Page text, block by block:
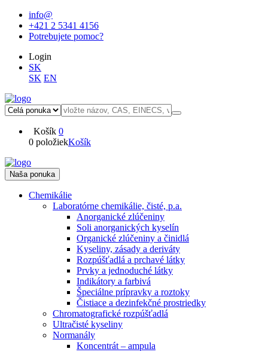
info@
+421 2 5341 4156
Potrebujete pomoc?
Login
SK
SK EN
Košík 0
0 položiekKošík
Naša ponuka
Chemikálie
Laboratórne chemikálie, čisté, p.a.
Anorganické zlúčeniny
Soli anorganických kyselín
Organické zlúčeniny a činidlá
Kyseliny, zásady a deriváty
Rozpúšťadlá a prchavé látky
Prvky a jednoduché látky
Indikátory a farbivá
Špeciálne prípravky a roztoky
Čistiace a dezinfekčné prostriedky
Chromatografické rozpúšťadlá
Ultračisté kyseliny
Normanály
Koncentrát – ampula